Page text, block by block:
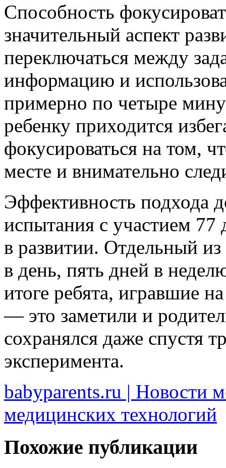
Способность
значительный аспект
переключаться между
информацию и
примерно по четыре
ребенку приходится
фокусироваться на том,
месте и внимательно
Эффективность подхода
испытания с участием
в развитии. Отдельный
в день, пять дней в
итоге ребята, игравшие
— это заметили и
сохранялся даже спустя
эксперимента.
babyparents.ru | Новости
медицинских технологий
Похожие публикации